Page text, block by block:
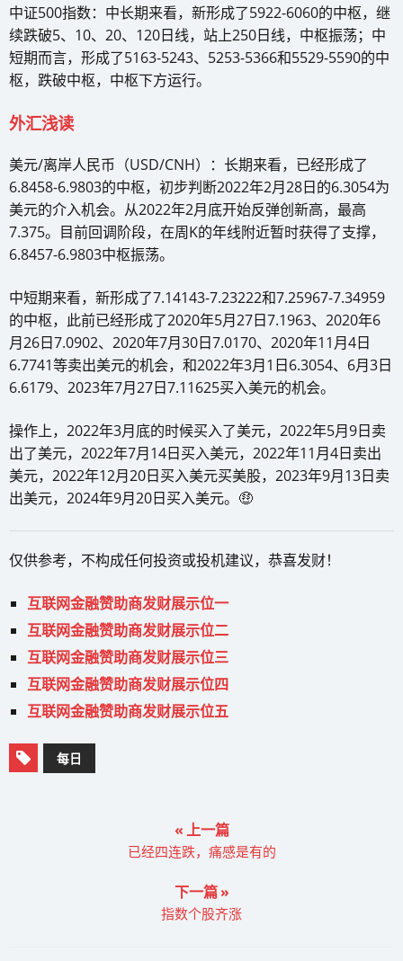
中证500指数：中长期来看，新形成了5922-6060的中枢，继
续跌破5、10、20、120日线，站上250日线，中枢振荡；中
短期而言，形成了5163-5243、5253-5366和5529-5590的中
枢，跌破中枢，中枢下方运行。
外汇浅读
美元/离岸人民币（USD/CNH）：长期来看，已经形成了
6.8458-6.9803的中枢，初步判断2022年2月28日的6.3054为
美元的介入机会。从2022年2月底开始反弹创新高，最高
7.375。目前回调阶段，在周K的年线附近暂时获得了支撑，
6.8457-6.9803中枢振荡。
中短期来看，新形成了7.14143-7.23222和7.25967-7.34959
的中枢，此前已经形成了2020年5月27日7.1963、2020年6
月26日7.0902、2020年7月30日7.0170、2020年11月4日
6.7741等卖出美元的机会，和2022年3月1日6.3054、6月3日
6.6179、2023年7月27日7.11625买入美元的机会。
操作上，2022年3月底的时候买入了美元，2022年5月9日卖
出了美元，2022年7月14日买入美元，2022年11月4日卖出
美元，2022年12月20日买入美元买美股，2023年9月13日卖
出美元，2024年9月20日买入美元。🤑
仅供参考，不构成任何投资或投机建议，恭喜发财！
互联网金融赞助商发财展示位一
互联网金融赞助商发财展示位二
互联网金融赞助商发财展示位三
互联网金融赞助商发财展示位四
互联网金融赞助商发财展示位五
每日
« 上一篇
已经四连跌，痛感是有的
下一篇 »
指数个股齐涨